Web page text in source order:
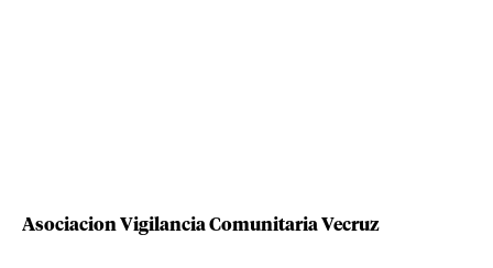
Asociacion Vigilancia Comunitaria Vecruz